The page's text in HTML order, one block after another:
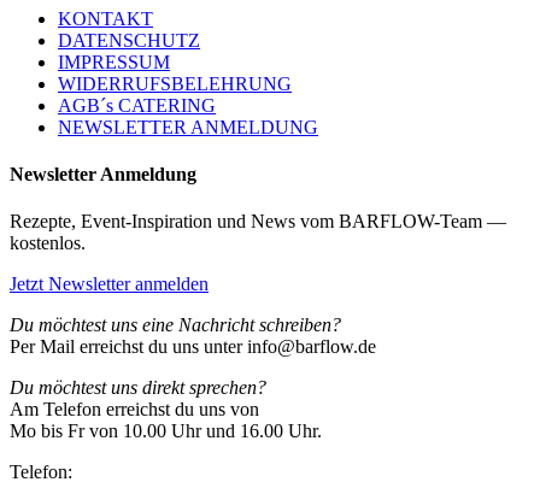
KONTAKT
DATENSCHUTZ
IMPRESSUM
WIDERRUFSBELEHRUNG
AGB´s CATERING
NEWSLETTER ANMELDUNG
Newsletter Anmeldung
Rezepte, Event-Inspiration und News vom BARFLOW-Team —
kostenlos.
Jetzt Newsletter anmelden
Du möchtest uns eine Nachricht schreiben?
Per Mail erreichst du uns unter info@barflow.de
Du möchtest uns direkt sprechen?
Am Telefon erreichst du uns von
Mo bis Fr von 10.00 Uhr und 16.00 Uhr.
Telefon: